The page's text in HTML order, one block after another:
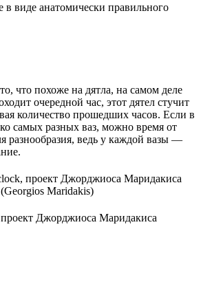
в виде анатомически правильного
что похоже на дятла, на самом деле
очередной час, этот дятел стучит
количество прошедших часов. Если в
самых разных ваз, можно время от
разнообразия, ведь у каждой вазы —
проект Джорджиоса Маридакиса